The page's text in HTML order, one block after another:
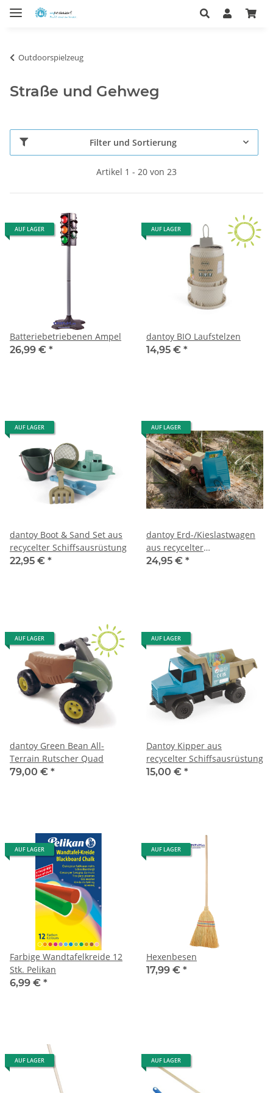
Outdoorspielzeug
Straße und Gehweg
Filter und Sortierung
Artikel 1 - 20 von 23
AUF LAGER
Batteriebetriebenen Ampel
26,99 € *
AUF LAGER
dantoy BIO Laufstelzen
14,95 € *
AUF LAGER
dantoy Boot & Sand Set aus
recycelter Schiffsausrüstung
22,95 € *
AUF LAGER
dantoy Erd-/Kieslastwagen
aus recycelter
Schiffsausrüstung
24,95 € *
AUF LAGER
dantoy Green Bean All-
Terrain Rutscher Quad
79,00 € *
AUF LAGER
Dantoy Kipper aus
recycelter Schiffsausrüstung
15,00 € *
AUF LAGER
Farbige Wandtafelkreide 12
Stk. Pelikan
6,99 € *
AUF LAGER
Hexenbesen
17,99 € *
AUF LAGER AUF LAGER